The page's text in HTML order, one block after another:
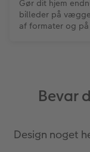
Gør dit hjem
billeder på
af formater og
Bevar
Design noget